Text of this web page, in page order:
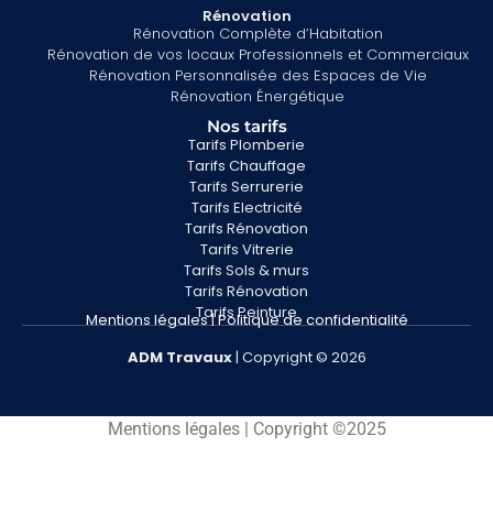
Rénovation
Rénovation Complète d’Habitation
Rénovation de vos locaux Professionnels et Commerciaux
Rénovation Personnalisée des Espaces de Vie
Rénovation Énergétique
Nos tarifs
Tarifs Plomberie
Tarifs Chauffage
Tarifs Serrurerie
Tarifs Electricité
Tarifs Rénovation
Tarifs Vitrerie
Tarifs Sols & murs
Tarifs Rénovation
Tarifs Peinture
Mentions légales|Politique de confidentialité
ADM Travaux| Copyright © 2026
Mentions légales | Copyright ©2025